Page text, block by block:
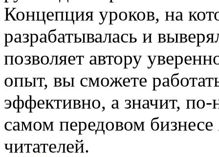
Концепция уроков, на
разрабатывалась и
позволяет автору
опыт, вы сможете
эффективно, а значит,
самом передовом
читателей.